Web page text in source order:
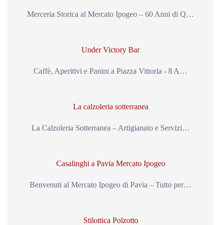
Merceria Storica al Mercato Ipogeo – 60 Anni di Q…
Under Victory Bar
Caffè, Aperitivi e Panini a Piazza Vittoria - 8 A…
La calzoleria sotterranea
La Calzoleria Sotterranea – Artigianato e Servizi…
Casalinghi a Pavia Mercato Ipogeo
Benvenuti al Mercato Ipogeo di Pavia – Tutto per…
Stilottica Polzotto